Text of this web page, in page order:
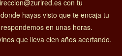
con tu
hayas visto que te encaja tu
en unas horas.
que lleva cien años acertando.